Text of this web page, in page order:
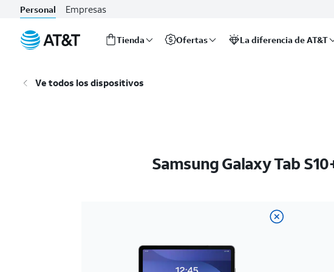
Personal Empresas
Tienda Ofertas La diferencia de AT&T
Ve todos los dispositivos
Samsung Galaxy Tab